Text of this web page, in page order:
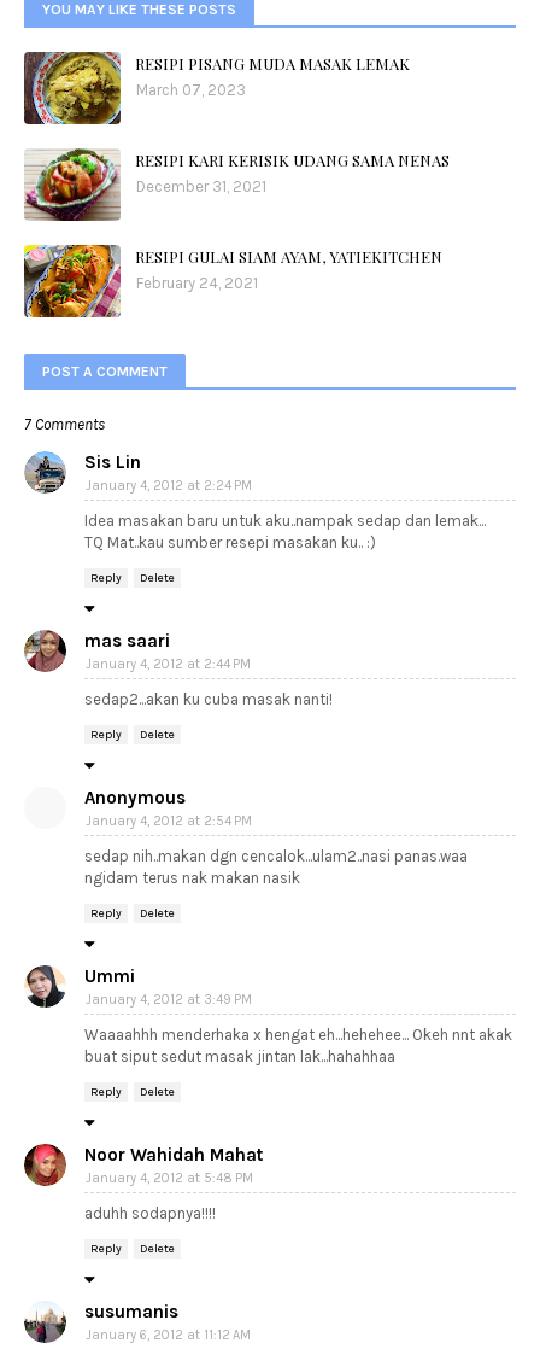
YOU MAY LIKE THESE POSTS
RESIPI PISANG MUDA MASAK LEMAK
March 07, 2023
RESIPI KARI KERISIK UDANG SAMA NENAS
December 31, 2021
RESIPI GULAI SIAM AYAM, YATIEKITCHEN
February 24, 2021
POST A COMMENT
7 Comments
Sis Lin
January 4, 2012 at 2:24 PM
Idea masakan baru untuk aku..nampak sedap dan lemak...
TQ Mat..kau sumber resepi masakan ku.. :)
Reply Delete
mas saari
January 4, 2012 at 2:44 PM
sedap2...akan ku cuba masak nanti!
Reply Delete
Anonymous
January 4, 2012 at 2:54 PM
sedap nih..makan dgn cencalok...ulam2..nasi panas.waa
ngidam terus nak makan nasik
Reply Delete
Ummi
January 4, 2012 at 3:49 PM
Waaaahhh menderhaka x hengat eh...hehehee... Okeh nnt akak
buat siput sedut masak jintan lak...hahahhaa
Reply Delete
Noor Wahidah Mahat
January 4, 2012 at 5:48 PM
aduhh sodapnya!!!!
Reply Delete
susumanis
January 6, 2012 at 11:12 AM